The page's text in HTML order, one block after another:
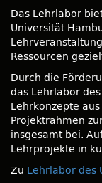
Das Lehrlabor
Universität
Ressourcen
Durch die
das Lehrlabor
Lehrkonzepte
Projektrahmen
insgesamt bei.
Lehrprojekte in
Zu Lehrlabor des